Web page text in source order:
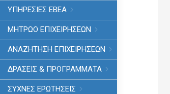
ΥΠΗΡΕΣΙΕΣ ΕΒΕΑ
ΜΗΤΡΩΟ ΕΠΙΧΕΙΡΗΣΕΩΝ
ΑΝΑΖΗΤΗΣΗ ΕΠΙΧΕΙΡΗΣΕΩΝ
ΔΡΑΣΕΙΣ & ΠΡΟΓΡΑΜΜΑΤΑ
ΣΥΧΝΕΣ ΕΡΩΤΗΣΕΙΣ